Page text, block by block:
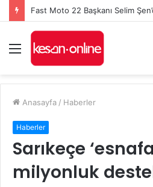
Menü
Anasayfa / Haberler
Haberler
Sarıkeçe
milyonluk